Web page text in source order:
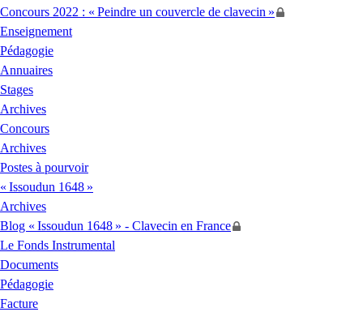
Concours 2022 : « Peindre un couvercle de clavecin »
Enseignement
Pédagogie
Annuaires
Stages
Archives
Concours
Archives
Postes à pourvoir
« Issoudun 1648 »
Archives
Blog « Issoudun 1648 » - Clavecin en France
Le Fonds Instrumental
Documents
Pédagogie
Facture